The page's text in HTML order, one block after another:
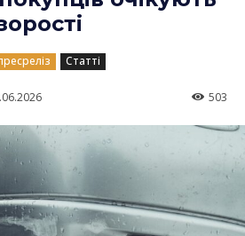
Статті
503